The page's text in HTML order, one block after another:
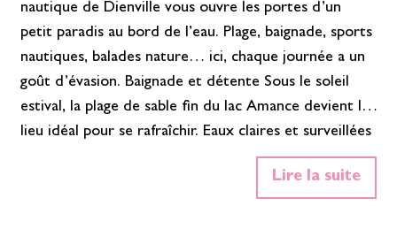
nautique de Dienville vous ouvre les portes d’un
petit paradis au bord de l’eau. Plage, baignade, sports
nautiques, balades nature… ici, chaque journée a un
goût d’évasion. Baignade et détente Sous le soleil
estival, la plage de sable fin du lac Amance devient le
lieu idéal pour se rafraîchir. Eaux claires et surveillées
en saison. Zones sécurisées pour les enfants et les
nageurs. Ambiance détente garantie, que vous soyez
Lire la suite